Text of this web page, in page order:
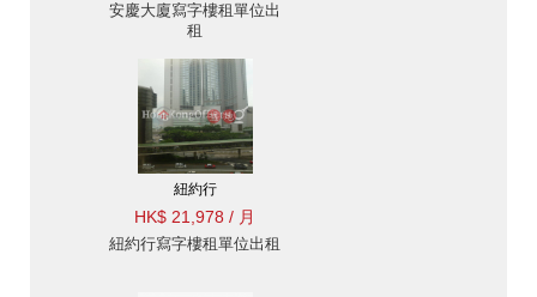
安慶大廈寫字樓租單位出
租
紐約行
HK$ 21,978 / 月
紐約行寫字樓租單位出租